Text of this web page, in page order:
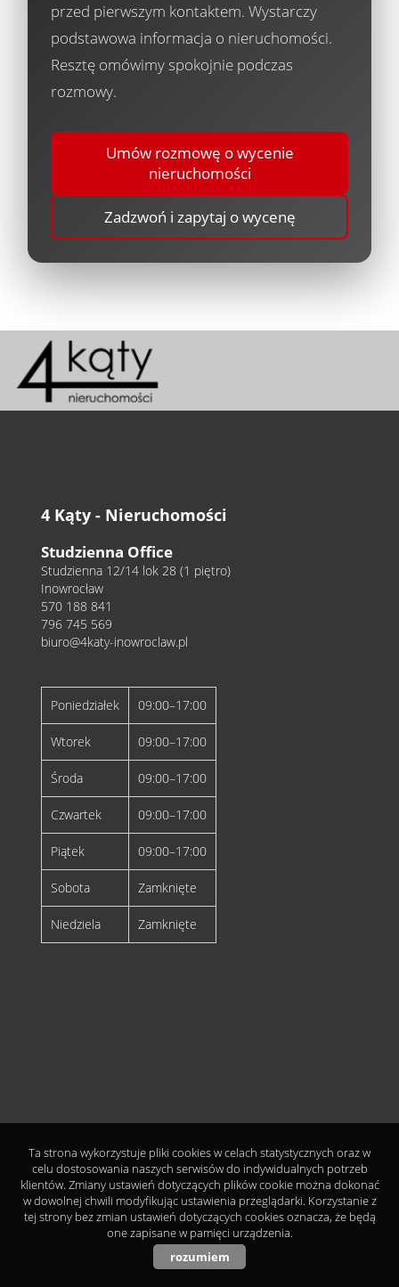
przed pierwszym kontaktem. Wystarczy
podstawowa informacja o nieruchomości.
Resztę omówimy spokojnie podczas
rozmowy.
Umów rozmowę o wycenie
nieruchomości
Zadzwoń i zapytaj o wycenę
4 Kąty - Nieruchomości
Studzienna Office
Studzienna 12/14 lok 28 (1 piętro)
Inowrocław
570 188 841
796 745 569
biuro@4katy-inowroclaw.pl
Poniedziałek 09:00–17:00
Wtorek 09:00–17:00
Środa 09:00–17:00
Czwartek 09:00–17:00
Piątek 09:00–17:00
Sobota Zamknięte
Niedziela Zamknięte
Ta strona wykorzystuje pliki cookies w celach statystycznych oraz w
celu dostosowania naszych serwisów do indywidualnych potrzeb
klientów. Zmiany ustawień dotyczących plików cookie można dokonać
w dowolnej chwili modyfikując ustawienia przeglądarki. Korzystanie z
tej strony bez zmian ustawień dotyczących cookies oznacza, że będą
one zapisane w pamięci urządzenia.
rozumiem